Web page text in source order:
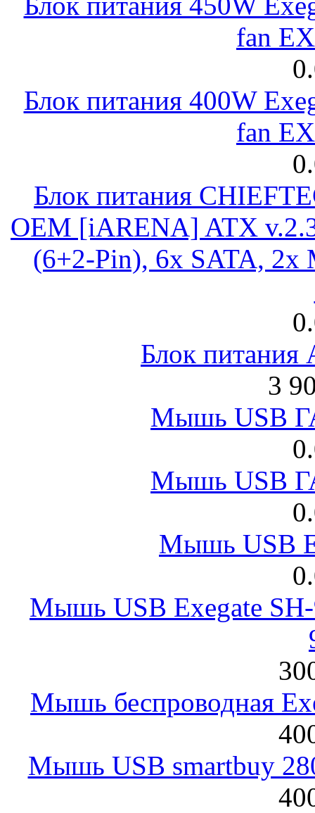
fan
Блок питания 400W
fan
Блок питания
OEM [iARENA] ATX
(6+2-Pin), 6x SATA, 2x
Блок питания
3
Мышь USB
Мышь USB
Мышь USB
Мышь USB Exegate
Мышь беспроводная
Мышь USB smartbuy